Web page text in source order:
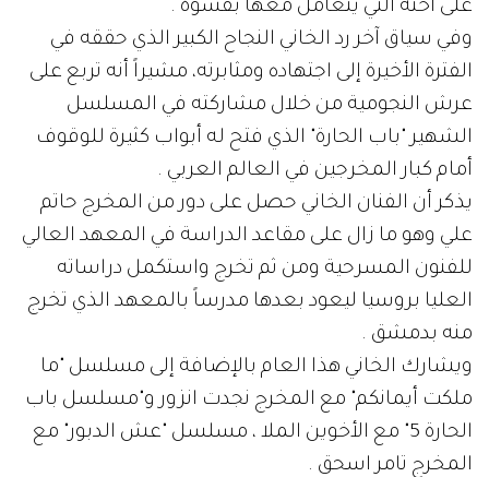
على أخته التي يتعامل معها بقسوة .
وفي سياق آخر رد الخاني النجاح الكبير الذي حققه في
الفترة الأخيرة إلى اجتهاده ومثابرته، مشيراً أنه تربع على
عرش النجومية من خلال مشاركته في المسلسل
الشهير "باب الحارة" الذي فتح له أبواب كثيرة للوقوف
أمام كبار المخرجين في العالم العربي .
يذكر أن الفنان الخاني حصل على دور من المخرج حاتم
علي وهو ما زال على مقاعد الدراسة في المعهد العالي
للفنون المسرحية ومن ثم تخرج واستكمل دراساته
العليا بروسيا ليعود بعدها مدرساً بالمعهد الذي تخرج
منه بدمشق .
ويشارك الخاني هذا العام بالإضافة إلى مسلسل "ما
ملكت أيمانكم" مع المخرج نجدت انزور و"مسلسل باب
الحارة 5" مع الأخوين الملا ، مسلسل "عش الدبور" مع
المخرج تامر اسحق .